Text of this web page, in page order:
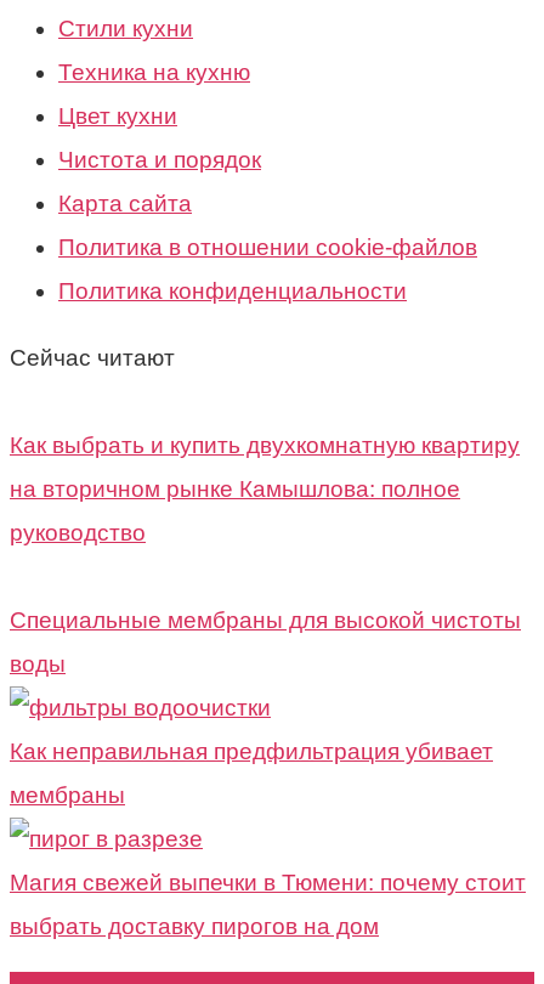
Стили кухни
Техника на кухню
Цвет кухни
Чистота и порядок
Карта сайта
Политика в отношении cookie-файлов
Политика конфиденциальности
Сейчас читают
Как выбрать и купить двухкомнатную квартиру
на вторичном рынке Камышлова: полное
руководство
Специальные мембраны для высокой чистоты
воды
Как неправильная предфильтрация убивает
мембраны
Магия свежей выпечки в Тюмени: почему стоит
выбрать доставку пирогов на дом